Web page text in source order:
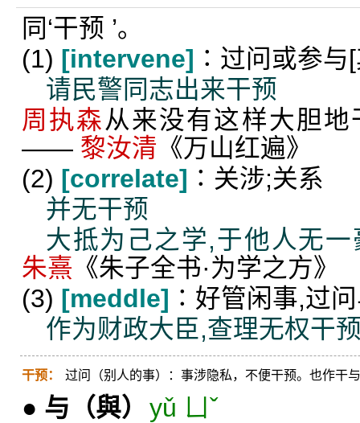
同‘干预 ’。
(1) [intervene] ∶过问或参与
请民警同志出来干预
周执森从来没有这样大胆
—— 黎汝清 《万山红遍》
(2) [correlate] ∶关涉;关系
并无干预
大抵为己之学,于他人无
朱熹 《朱子全书·为学之方》
(3) [meddle] ∶好管闲事,过
作为财政大臣,查理无权干
干预： 过问（别人的事）：事涉隐私，不便干预。也作干
● 与 （與） yǔ ㄩˇ